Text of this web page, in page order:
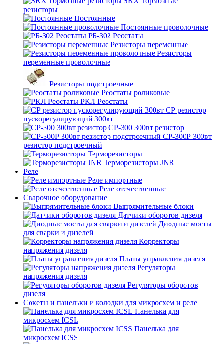
резисторы
Постоянные
Постоянные проволочные
РБ-302 Реостаты
Резисторы переменные
Резисторы
переменные проволочные
Резисторы подстроечные
Реостаты роликовые
РКЛ Реостаты
СР резистор
пускорегулирующий 300вт
СР-300 300вт резистор
СР-300Р 300вт
резистор подстроечный
Терморезисторы
Терморезисторы JNR
Реле
Реле импортные
Реле отечественные
Сварочное оборудование
Выпрямительные блоки
Датчики оборотов дизеля
Диодные мосты
для сварки и дизелей
Корректоры
напряжения дизеля
Платы управления дизеля
Регуляторы
напряжения дизеля
Регуляторы оборотов
дизеля
Сокеты и панельки и колодки для микросхем и реле
Панелька для
микросхем ICSL
Панелька для
микросхем ICSS